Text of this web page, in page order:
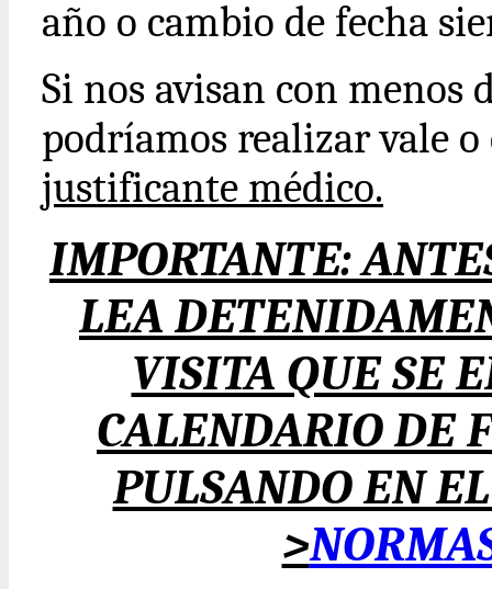
año o cambio de fecha
Si nos avisan con menos
podríamos realizar vale
justificante médico.
IMPORTANTE:
LEA
VISITA QUE SE
CALENDARIO DE
PULSANDO EN
>